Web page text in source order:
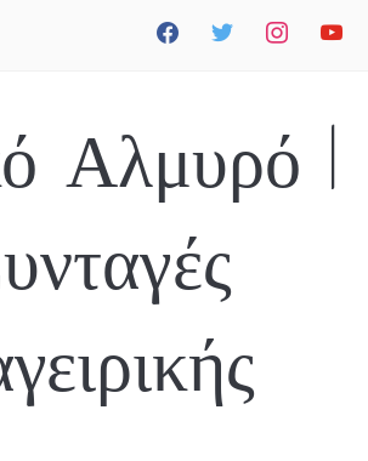
facebook twitter instagramyoutube
Αλμυρό |